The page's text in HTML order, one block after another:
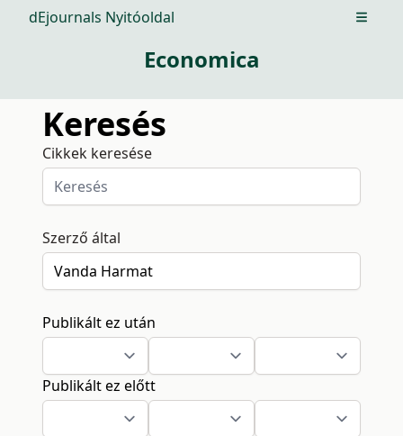
dEjournals Nyitóoldal Open
Economica
Keresés
Cikkek keresése
Szerző által
Publikált ez után
Publikált ez előtt